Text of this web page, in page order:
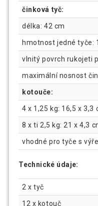
činková tyč:
délka: 42 cm
hmotnost jedné tyče:
vlnitý povrch rukojeti
maximální nosnost
kotouče:
4 x 1,25 kg: 16,5 x 3,3
8 x ti 2,5 kg: 21 x 4,3
vhodné pro tyče s
Technické údaje:
2 x tyč
12 x kotouč